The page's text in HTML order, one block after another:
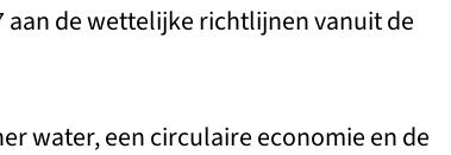
aan de wettelijke richtlijnen vanuit de
water, een circulaire economie en de